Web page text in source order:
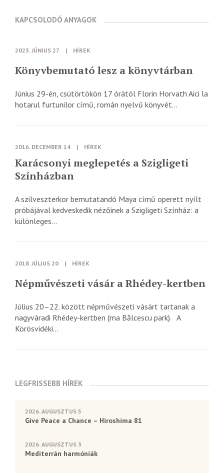
KAPCSOLODÓ ANYAGOK
2023. JÚNIUS 27 | HÍREK
Könyvbemutató lesz a könyvtárban
Június 29-én, csütörtökön 17 órától Florin Horvath Aici la
hotarul furtunilor című, román nyelvű könyvét...
2016. DECEMBER 14 | HÍREK
Karácsonyi meglepetés a Szigligeti
Színházban
A szilveszterkor bemutatandó Maya című operett nyílt
próbájával kedveskedik nézőinek a Szigligeti Színház: a
különleges...
2018. JÚLIUS 20 | HÍREK
Népművészeti vásár a Rhédey-kertben
Július 20–22. között népművészeti vásárt tartanak a
nagyváradi Rhédey-kertben (ma Bălcescu park). A
Körösvidéki...
LEGFRISSEBB HÍREK
2026. AUGUSZTUS 5
Give Peace a Chance – Hiroshima 81
2026. AUGUSZTUS 3
Mediterrán harmóniák